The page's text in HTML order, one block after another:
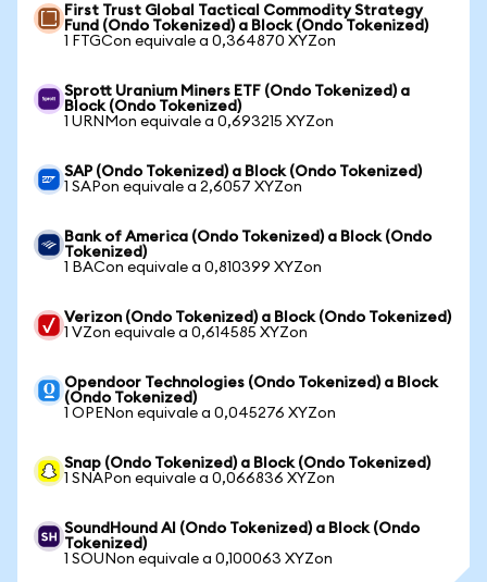
First Trust Global Tactical Commodity Strategy
Fund (Ondo Tokenized) a Block (Ondo Tokenized)
1 FTGCon equivale a 0,364870 XYZon
Sprott Uranium Miners ETF (Ondo Tokenized) a
Block (Ondo Tokenized)
1 URNMon equivale a 0,693215 XYZon
SAP (Ondo Tokenized) a Block (Ondo Tokenized)
1 SAPon equivale a 2,6057 XYZon
Bank of America (Ondo Tokenized) a Block (Ondo
Tokenized)
1 BACon equivale a 0,810399 XYZon
Verizon (Ondo Tokenized) a Block (Ondo Tokenized)
1 VZon equivale a 0,614585 XYZon
Opendoor Technologies (Ondo Tokenized) a Block
(Ondo Tokenized)
1 OPENon equivale a 0,045276 XYZon
Snap (Ondo Tokenized) a Block (Ondo Tokenized)
1 SNAPon equivale a 0,066836 XYZon
SoundHound AI (Ondo Tokenized) a Block (Ondo
Tokenized)
1 SOUNon equivale a 0,100063 XYZon